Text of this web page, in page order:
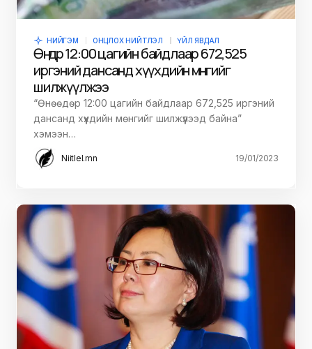
НИЙГЭМ ОНЦЛОХ НИЙТЛЭЛ ҮЙЛ ЯВДАЛ
Өнөөдөр 12:00 цагийн байдлаар 672,525
иргэний дансанд хүүхдийн мөнгийг
шилжүүлжээ
“Өнөөдөр 12:00 цагийн байдлаар 672,525 иргэний
дансанд хүүхдийн мөнгийг шилжүүлээд байна”
хэмээн…
Niitlel.mn 19/01/2023